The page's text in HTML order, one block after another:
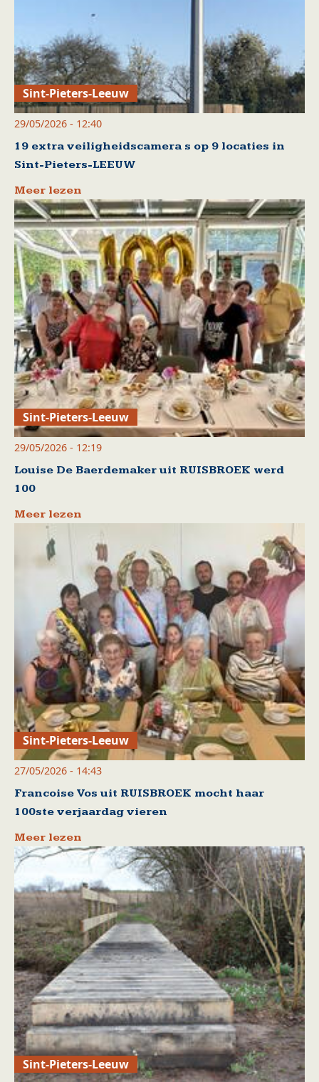
Sint-Pieters-Leeuw
29/05/2026 - 12:40
19 extra veiligheidscamera s op 9 locaties in
Sint-Pieters-LEEUW
Meer lezen
Sint-Pieters-Leeuw
29/05/2026 - 12:19
Louise De Baerdemaker uit RUISBROEK werd
100
Meer lezen
Sint-Pieters-Leeuw
27/05/2026 - 14:43
Francoise Vos uit RUISBROEK mocht haar
100ste verjaardag vieren
Meer lezen
Sint-Pieters-Leeuw